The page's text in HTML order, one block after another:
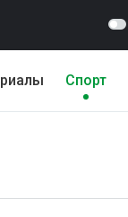
Спорт